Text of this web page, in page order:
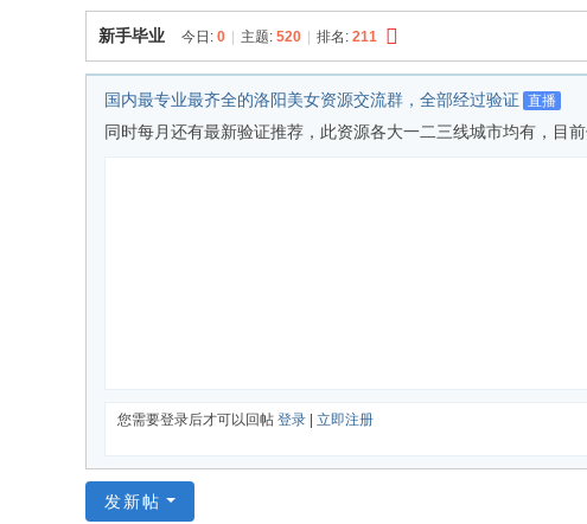
索
凤
江
新手毕业 今日: 0 主题: 520 排名: 211
国内最专业最齐全的洛阳美女资源交流群，全部经过验证 直播
同时每月还有最新验证推荐，此资源各大一二三线城市均有，目
您需要登录后才可以回帖 登录 立即注册
发新帖